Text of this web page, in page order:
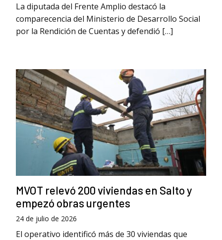
La diputada del Frente Amplio destacó la
comparecencia del Ministerio de Desarrollo Social
por la Rendición de Cuentas y defendió […]
MVOT relevó 200 viviendas en Salto y
empezó obras urgentes
24 de julio de 2026
El operativo identificó más de 30 viviendas que